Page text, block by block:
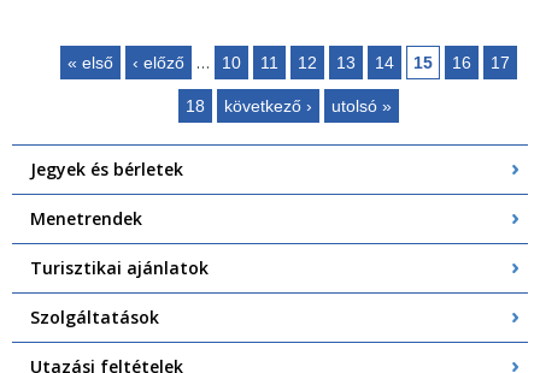
« első ‹ előző … 10 11 12 13 14 15 16 17
18 következő › utolsó »
Jegyek és bérletek
Menetrendek
Turisztikai ajánlatok
Szolgáltatások
Utazási feltételek